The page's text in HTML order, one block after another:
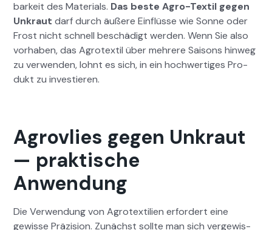
barkeit des Mate­ri­als. Das beste Agro-Tex­til gegen
Unkraut darf durch äußere Ein­flüsse wie Sonne oder
Frost nicht schnell beschädigt wer­den. Wenn Sie also
vorhaben, das Agro­tex­til über mehrere Saisons hin­weg
zu ver­wen­den, lohnt es sich, in ein hochw­er­tiges Pro­
dukt zu investieren.
Agrovlies gegen Unkraut
— praktische
Anwendung
Die Ver­wen­dung von Agro­tex­tilien erfordert eine
gewisse Präzi­sion. Zunächst sollte man sich vergewis­